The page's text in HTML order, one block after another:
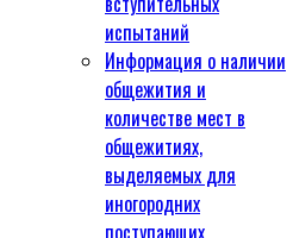
испытаний
Информация о наличии
общежития и
количестве мест в
общежитиях,
выделяемых для
иногородних
поступающих